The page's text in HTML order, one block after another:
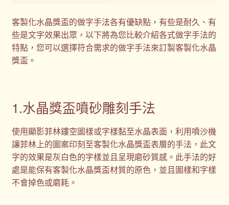
客製化水晶獎盃的做字手法各有優缺點，有些是耐久、有
些是文字效果出眾，以下將為您比較介紹各式做字手法的
特點，您可以選擇符合需求的做字手法來訂製客製化水晶
獎盃。
1.水晶獎盃噴砂雕刻手法
使用顯影菲林鏤空圖樣或字樣黏至水晶表面，利用噴沙機
讓菲林上的圖案印刻至客製化水晶獎盃表層的手法，此文
字的效果是灰白色的字樣並且呈現磨砂質感。此手法的好
處是能保有客製化水晶獎盃材質的原色，並且圖樣和字樣
不會掉色或磨耗。